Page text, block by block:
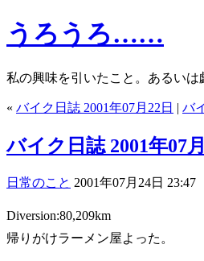
うろうろ……
私の興味を引いたこと。あるいは
« バイク日誌 2001年07月22日 | バ
バイク日誌 2001年07
日常のこと 2001年07月24日 23:47
Diversion:80,209km
帰りがけラーメン屋よった。